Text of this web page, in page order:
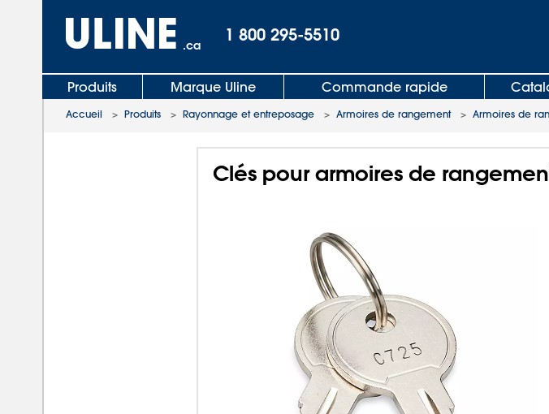
.ca
1 800 295-5510
Produits Marque Uline Commande rapide
Accueil > Produits > Rayonnage et entreposage > Armoires de rangement> Armoires de
Clés pour armoires de